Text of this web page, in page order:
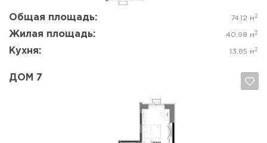
Общая площадь: 74.12 м 2
Жилая площадь: 40.98 м 2
Кухня: 13.85 м 2
ДОМ 7